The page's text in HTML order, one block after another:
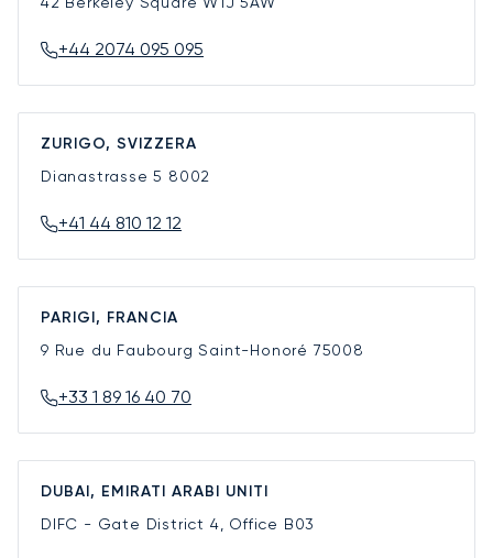
+44 2074 095 095
ZURIGO, SVIZZERA
Dianastrasse 5 8002
+41 44 810 12 12
PARIGI, FRANCIA
9 Rue du Faubourg Saint-Honoré 75008
+33 1 89 16 40 70
DUBAI, EMIRATI ARABI UNITI
DIFC - Gate District 4, Office B03